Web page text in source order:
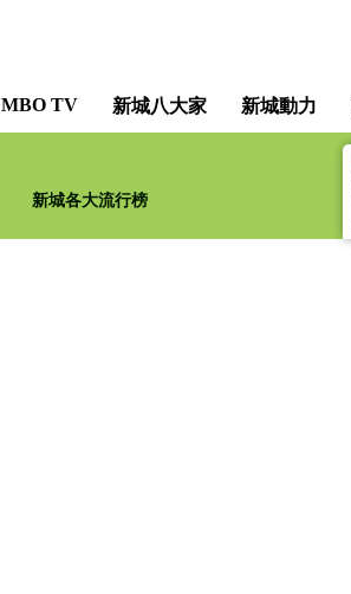
MBO TV 新城八大家 新城動力
新城各大流行榜